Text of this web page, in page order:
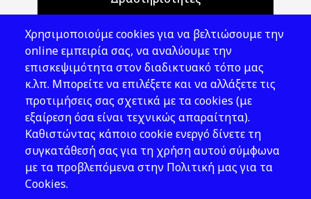
Νομοθεσία
Εκδόσεις
Νέα - Εκδηλώσεις
Ακολουθήστε μας
Χρησιμοποιούμε cookies για να βελτιώσουμε την
online εμπειρία σας, να αναλύουμε την
επισκεψιμότητα στον διαδικτυακό τόπο μας
κ.λπ. Μπορείτε να επιλέξετε και να αλλάξετε τις
προτιμήσεις σας σχετικά με τα cookies (με
εξαίρεση όσα είναι τεχνικώς απαραίτητα).
Καθιστώντας κάποιο cookie ενεργό δίνετε τη
συγκατάθεσή σας για τη χρήση αυτού σύμφωνα
με τα προβλεπόμενα στην Πολιτική μας για τα
Cookies.